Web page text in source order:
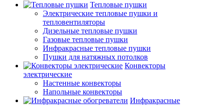
Тепловые пушки
Электрические тепловые пушки и
тепловентиляторы
Дизельные тепловые пушки
Газовые тепловые пушки
Инфракрасные тепловые пушки
Пушки для натяжных потолков
Конвекторы
электрические
Настенные конвекторы
Напольные конвекторы
Инфракрасные